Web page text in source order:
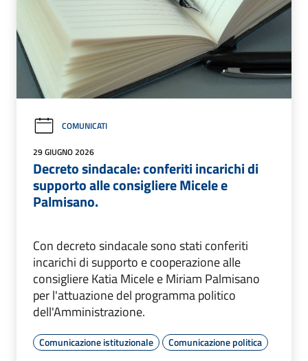
COMUNICATI
29 GIUGNO 2026
Decreto sindacale: conferiti incarichi di
supporto alle consigliere Micele e
Palmisano.
Con decreto sindacale sono stati conferiti
incarichi di supporto e cooperazione alle
consigliere Katia Micele e Miriam Palmisano
per l'attuazione del programma politico
dell'Amministrazione.
Comunicazione istituzionale Comunicazione politica